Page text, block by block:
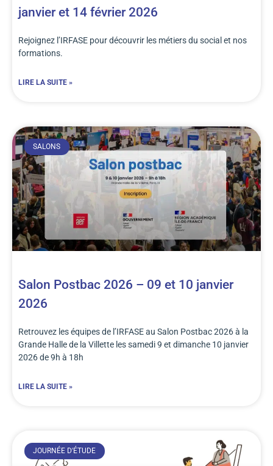
janvier et 14 février 2026
Rejoignez l’IRFASE pour découvrir les métiers du social et nos
formations.
LIRE LA SUITE »
SALONS
Salon Postbac 2026 – 09 et 10 janvier
2026
Retrouvez les équipes de l’IRFASE au Salon Postbac 2026 à la
Grande Halle de la Villette les samedi 9 et dimanche 10 janvier
2026 de 9h à 18h
LIRE LA SUITE »
JOURNÉE D'ÉTUDE